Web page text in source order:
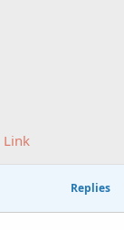
Link
Replies